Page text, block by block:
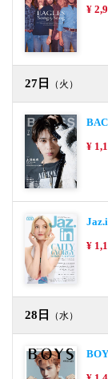
¥
27日 （火）
¥
¥
28日 （水）